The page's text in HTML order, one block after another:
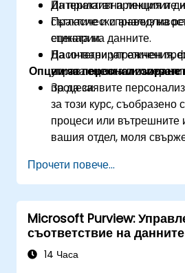
Да прилагат принципите
съгласие и
сценарии.
Да интегрират етичен
управленски или
процеси.
Интерактивна лекция и
Практически анализ на
етиката на данните.
Насочвани упражнения,
етична оценка и
Опции за персонализиране
За да заявите
за този курс, съобразено
процеси или вътрешните
вашия отдел, моля
Прочети повече...
Microsoft Purview:
съответствие на данните
14 Часа